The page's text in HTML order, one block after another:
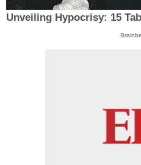
Unveiling Hypocrisy: 15